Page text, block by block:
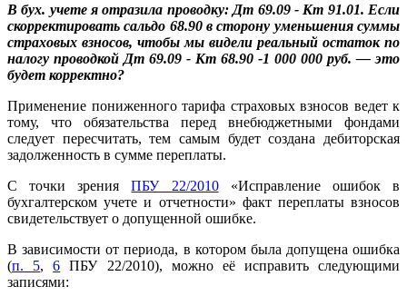
В бух. учете я отразила проводку: Дт 69.09 - Кт 91.01. Если
скорректировать сальдо 68.90 в сторону уменьшения суммы
страховых взносов, чтобы мы видели реальный остаток по
налогу проводкой Дт 69.09 - Кт 68.90 -1 000 000 руб. — это
будет корректно?
Применение пониженного тарифа страховых взносов ведет к
тому, что обязательства перед внебюджетными фондами
следует пересчитать, тем самым будет создана дебиторская
задолженность в сумме переплаты.
С точки зренияПБУ 22/2010«Исправление ошибок в
бухгалтерском учете и отчетности» факт переплаты взносов
свидетельствует о допущенной ошибке.
В зависимости от периода, в котором была допущена ошибка
(п. 5,6 ПБУ 22/2010), можно её исправить следующими
записями: